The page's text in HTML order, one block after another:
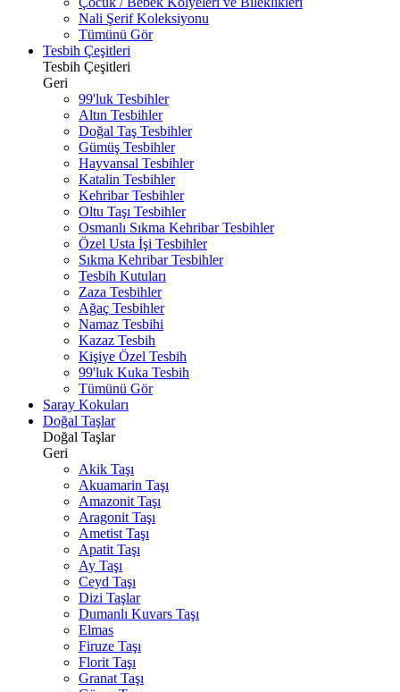
Nali Şerif Koleksiyonu
Tümünü Gör
Tesbih Çeşitleri
Tesbih Çeşitleri
Geri
99'luk Tesbihler
Altın Tesbihler
Doğal Taş Tesbihler
Gümüş Tesbihler
Hayvansal Tesbihler
Katalin Tesbihler
Kehribar Tesbihler
Oltu Taşı Tesbihler
Osmanlı Sıkma Kehribar Tesbihler
Özel Usta İşi Tesbihler
Sıkma Kehribar Tesbihler
Tesbih Kutuları
Zaza Tesbihler
Ağaç Tesbihler
Namaz Tesbihi
Kazaz Tesbih
Kişiye Özel Tesbih
99'luk Kuka Tesbih
Tümünü Gör
Saray Kokuları
Doğal Taşlar
Doğal Taşlar
Geri
Akik Taşı
Akuamarin Taşı
Amazonit Taşı
Aragonit Taşı
Ametist Taşı
Apatit Taşı
Ay Taşı
Ceyd Taşı
Dizi Taşlar
Dumanlı Kuvars Taşı
Elmas
Firuze Taşı
Florit Taşı
Granat Taşı